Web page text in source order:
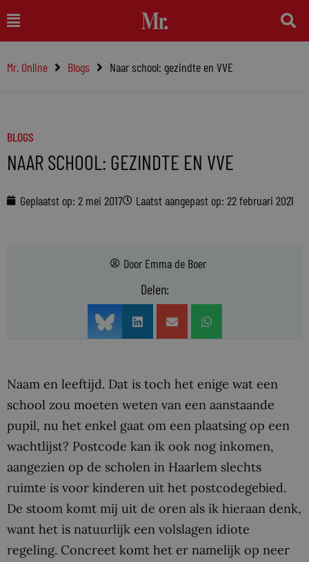
naar
inhoud
Main
Menu
Mr. Online Blogs Naar school: gezindte en VVE
BLOGS
NAAR SCHOOL: GEZINDTE EN VVE
Geplaatst op: 2 mei 2017 Laatst aangepast op: 22 februari 2021
Door Emma de Boer
Delen:
Naam en leeftijd. Dat is toch het enige wat een
school zou moeten weten van een aanstaande
pupil, nu het enkel gaat om een plaatsing op een
wachtlijst? Postcode kan ik ook nog inkomen,
aangezien op de scholen in Haarlem slechts
ruimte is voor kinderen uit het postcodegebied.
De stoom komt mij uit de oren als ik hieraan denk,
want het is natuurlijk een volslagen idiote
regeling. Concreet komt het er namelijk op neer